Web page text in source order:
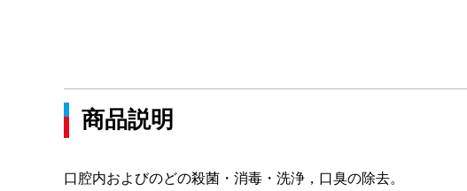
商品説明
口腔内およびのどの殺菌・消毒・洗浄，口臭の除去。